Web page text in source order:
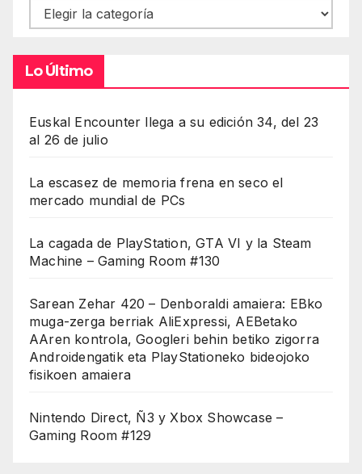
Contenidos
Lo Último
Euskal Encounter llega a su edición 34, del 23
al 26 de julio
La escasez de memoria frena en seco el
mercado mundial de PCs
La cagada de PlayStation, GTA VI y la Steam
Machine – Gaming Room #130
Sarean Zehar 420 – Denboraldi amaiera: EBko
muga-zerga berriak AliExpressi, AEBetako
AAren kontrola, Googleri behin betiko zigorra
Androidengatik eta PlayStationeko bideojoko
fisikoen amaiera
Nintendo Direct, Ñ3 y Xbox Showcase –
Gaming Room #129